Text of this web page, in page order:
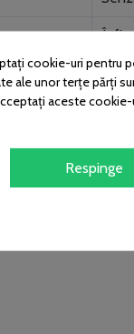
cookie-uri pentru
ale unor terțe părți
aceste
Respinge